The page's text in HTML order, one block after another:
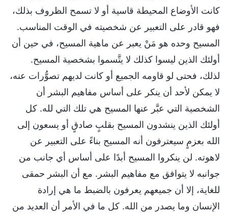
كانت الأوضاع المحيطة قاسية أو لا تسمح الظروف بذلك،
فهو قادر على التعبير عن شخصيته في الوقت المناسب.
المسيح وحده هو مَنْ يعبر عن ماهية المسيح، في حين أن
أولئك الذين ليسوا كذلك لا يتَّسموا بشخصية المسيح.
لذلك، فحتى لو قاومه الجميع أو كانت لديهم تصوُّرات عنه،
لا يمكن لأحد أن ينكر على أساس مفاهيم البشر أن
الشخصية التي عبَّر عنها المسيح هي تلك التي لله. كل
أولئك الذين ينشدون المسيح بقلبٍ صادقٍ أو يسعون إلى
الله بعزمٍ سيعترفون أنه المسيح بناءً على التعبير عن
لاهوته. لن ينكروا المسيح أبدًا على أساس أي جانب من
جوانبه لا يتوافق مع مفاهيم البشر. مع أن البشر حمقى
للغاية، إلا أن جميعهم يعرفون بالضبط ما هي إرادة
الإنسان وما يصدر من الله. كل ما في الأمر أن العديد من